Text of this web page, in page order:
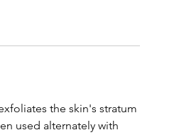
the skin's stratum
used alternately with